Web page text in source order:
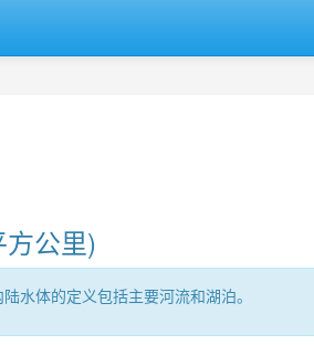
公里)
水体的定义包括主要河流和湖泊。